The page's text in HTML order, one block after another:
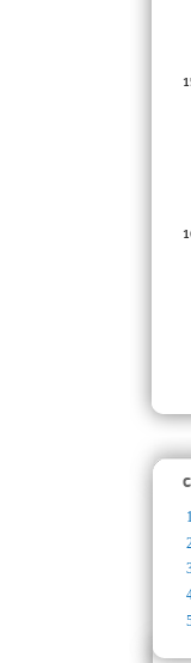
1.